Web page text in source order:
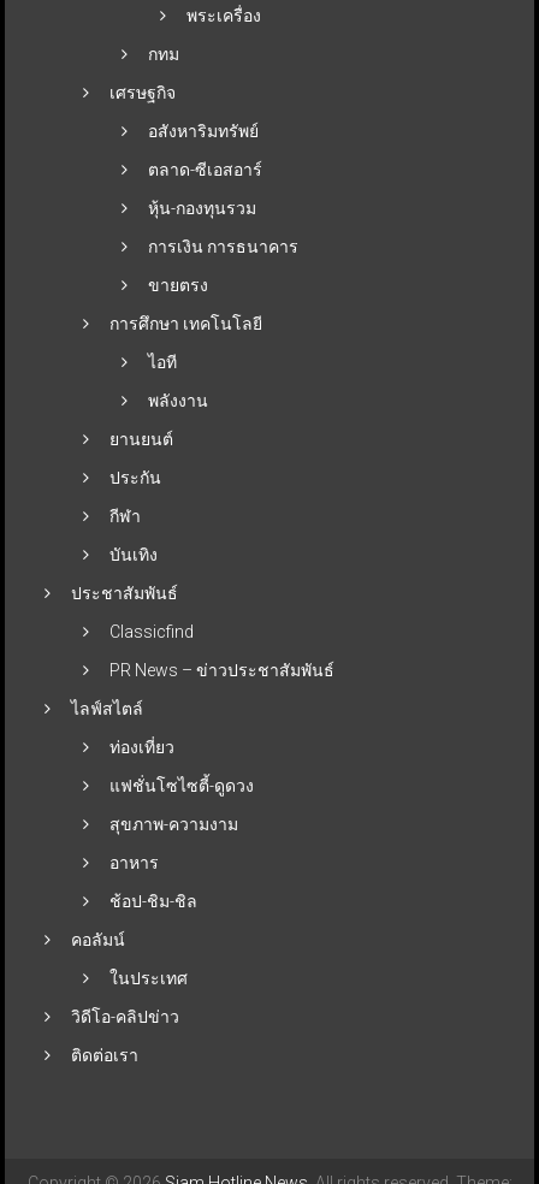
พระเครื่อง
กทม
เศรษฐกิจ
อสังหาริมทรัพย์
ตลาด-ซีเอสอาร์
หุ้น-กองทุนรวม
การเงิน การธนาคาร
ขายตรง
การศึกษา เทคโนโลยี
ไอที
พลังงาน
ยานยนต์
ประกัน
กีฬา
บันเทิง
ประชาสัมพันธ์
Classicfind
PR News – ข่าวประชาสัมพันธ์
ไลฟ์สไตล์
ท่องเที่ยว
แฟชั่นโซไซตี้-ดูดวง
สุขภาพ-ความงาม
อาหาร
ช้อป-ชิม-ชิล
คอลัมน์
ในประเทศ
วิดีโอ-คลิปข่าว
ติดต่อเรา